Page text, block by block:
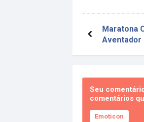
Maratona
Aventador
Seu
comentários
Emoticon